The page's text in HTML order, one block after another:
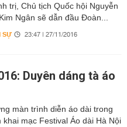
trị, Chủ tịch Quốc hội Nguyễn
Ngân sẽ dẫn đầu Đoàn...
SỰ 23:47 | 27/11/2016
Duyên dáng tà áo
màn trình diễn áo dài trong
khai mạc Festival Áo dài Hà Nội